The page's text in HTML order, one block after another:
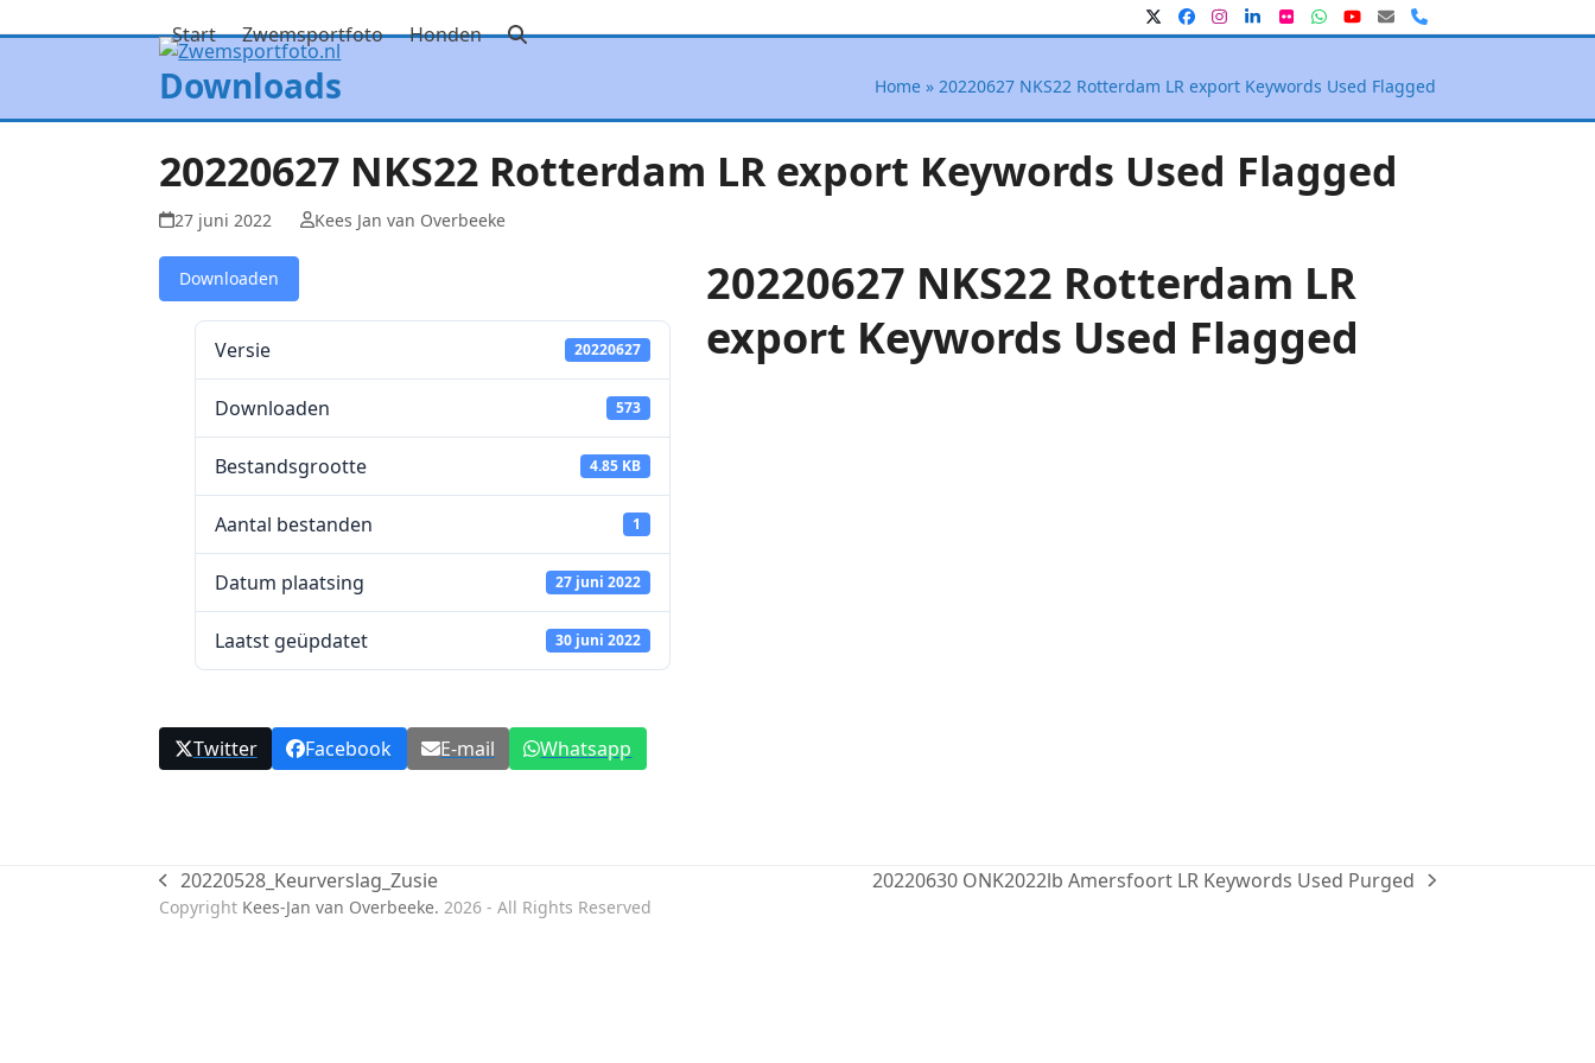
to
TwitterFacebook
Instagram
LinkedIn
FlickrWhatsapp
YouTube
E-
mail
Phone
Start Zwemsportfoto Honden
Downloads Home» 20220627 NKS22 Rotterdam LR export Keywords Used Flagged
20220627 NKS22 Rotterdam LR export Keywords Used Flagged
27 juni 2022 Kees Jan van Overbeeke
Downloaden
Versie 20220627
Downloaden 573
Bestandsgrootte 4.85 KB
Aantal bestanden 1
Datum plaatsing 27 juni 2022
Laatst geüpdatet 30 juni 2022
20220627 NKS22 Rotterdam LR
export Keywords Used Flagged
Twitter Facebook E-mail Whatsapp
previous
post:
20220528_Keurverslag_Zusie
next
20220630 ONK2022lb Amersfoort LR Keywords Used Purged
Copyright Kees-Jan van Overbeeke. 2026 - All Rights Reserved